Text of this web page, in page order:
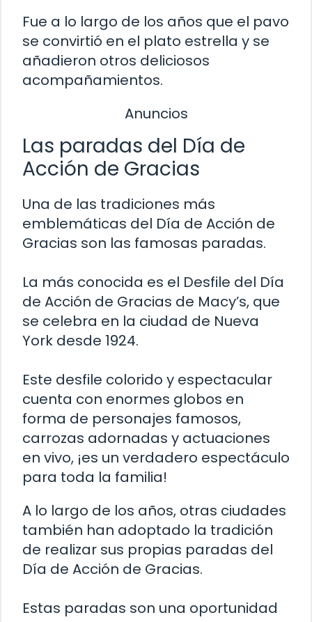
Fue a lo largo de los años que el pavo
se convirtió en el plato estrella y se
añadieron otros deliciosos
acompañamientos.
Anuncios
Las paradas del Día de
Acción de Gracias
Una de las tradiciones más
emblemáticas del Día de Acción de
Gracias son las famosas paradas.
La más conocida es el Desfile del Día
de Acción de Gracias de Macy’s, que
se celebra en la ciudad de Nueva
York desde 1924.
Este desfile colorido y espectacular
cuenta con enormes globos en
forma de personajes famosos,
carrozas adornadas y actuaciones
en vivo, ¡es un verdadero espectáculo
para toda la familia!
A lo largo de los años, otras ciudades
también han adoptado la tradición
de realizar sus propias paradas del
Día de Acción de Gracias.
Estas paradas son una oportunidad